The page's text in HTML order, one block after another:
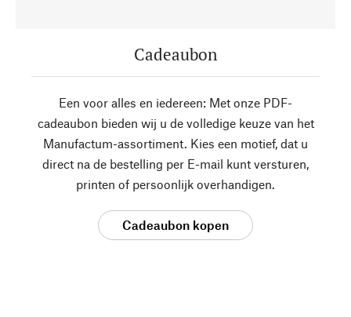
Cadeaubon
Een voor alles en iedereen: Met onze PDF-
cadeaubon bieden wij u de volledige keuze van het
Manufactum-assortiment. Kies een motief, dat u
direct na de bestelling per E-mail kunt versturen,
printen of persoonlijk overhandigen.
Cadeaubon kopen